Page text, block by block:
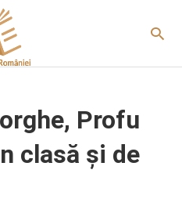
Profu
clasă și de